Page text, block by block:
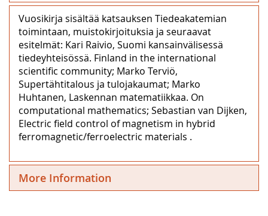
Vuosikirja sisältää katsauksen Tiedeakatemian
toimintaan, muistokirjoituksia ja seuraavat
esitelmät: Kari Raivio, Suomi kansainvälisessä
tiedeyhteisössä. Finland in the international
scientific community; Marko Terviö,
Supertähtitalous ja tulojakaumat; Marko
Huhtanen, Laskennan matematiikkaa. On
computational mathematics; Sebastian van Dijken,
Electric field control of magnetism in hybrid
ferromagnetic/ferroelectric materials .
More Information